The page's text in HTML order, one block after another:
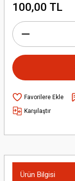
100,00 TL
Karşılaştır
Ürün Bilgisi